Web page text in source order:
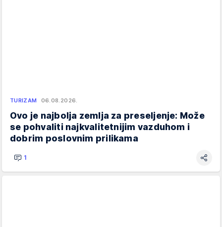
TURIZAM 06.08.2026.
Ovo je najbolja zemlja za preseljenje: Može
se pohvaliti najkvalitetnijim vazduhom i
dobrim poslovnim prilikama
1